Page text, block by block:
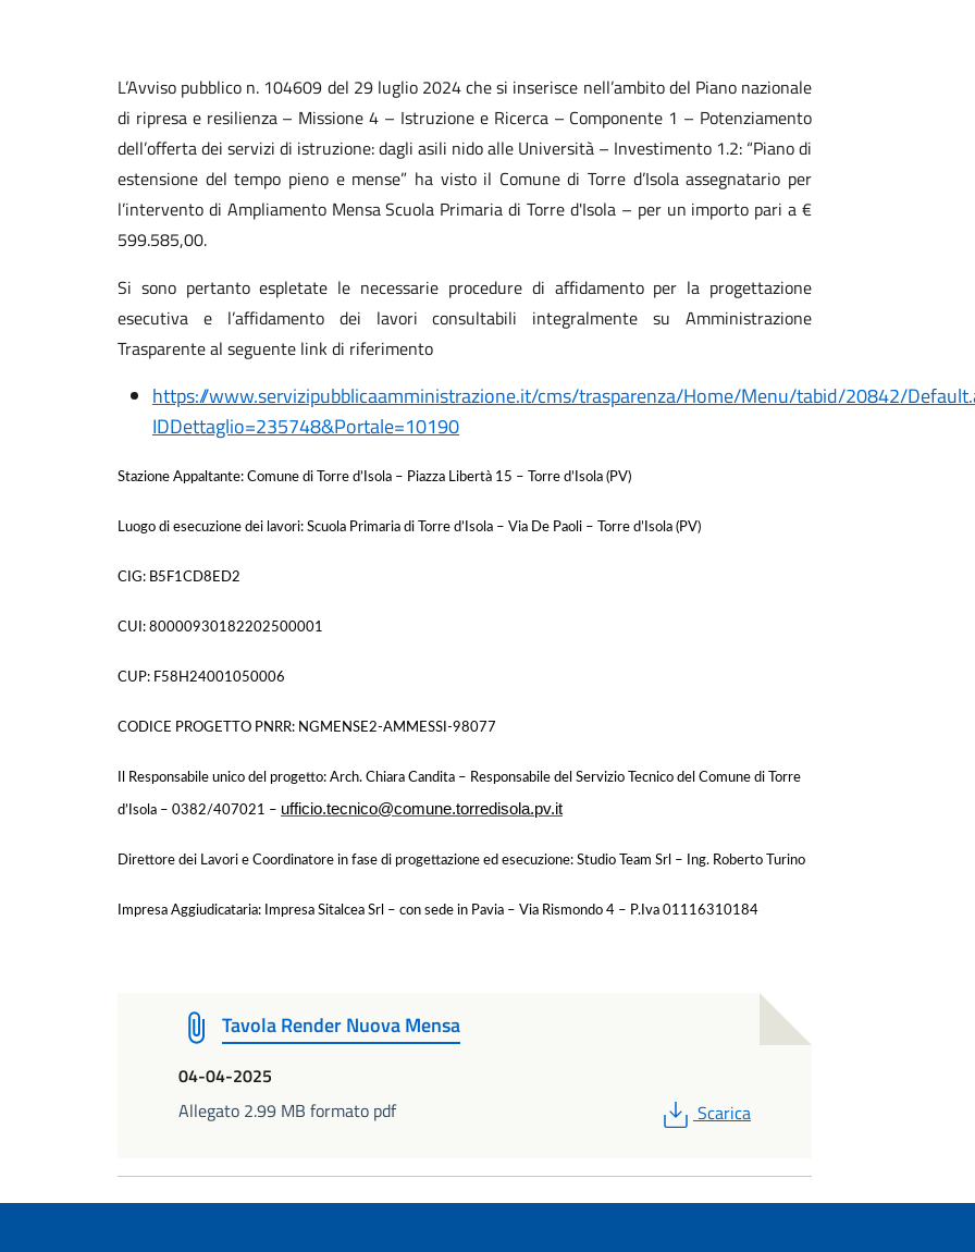
L’Avviso pubblico n. 104609 del 29 luglio 2024 che si inserisce nell’ambito del Piano nazionale
di ripresa e resilienza – Missione 4 – Istruzione e Ricerca – Componente 1 – Potenziamento
dell’offerta dei servizi di istruzione: dagli asili nido alle Università – Investimento 1.2: “Piano di
estensione del tempo pieno e mense” ha visto il Comune di Torre d’Isola assegnatario per
l’intervento di Ampliamento Mensa Scuola Primaria di Torre d'Isola – per un importo pari a €
599.585,00.
Si sono pertanto espletate le necessarie procedure di affidamento per la progettazione
esecutiva e l’affidamento dei lavori consultabili integralmente su Amministrazione
Trasparente al seguente link di riferimento
https://www.servizipubblicaamministrazione.it/cms/trasparenza/Home/Menu/tabid/20842/
IDDettaglio=235748&Portale=10190
Stazione Appaltante: Comune di Torre d’Isola – Piazza Libertà 15 – Torre d’Isola (PV)
Luogo di esecuzione dei lavori: Scuola Primaria di Torre d’Isola – Via De Paoli – Torre d’Isola (PV)
CIG: B5F1CD8ED2
CUI: 80000930182202500001
CUP: F58H24001050006
CODICE PROGETTO PNRR: NGMENSE2-AMMESSI-98077
Il Responsabile unico del progetto: Arch. Chiara Candita – Responsabile del Servizio Tecnico del Comune di Torre
d’Isola – 0382/407021 – ufficio.tecnico@comune.torredisola.pv.it
Direttore dei Lavori e Coordinatore in fase di progettazione ed esecuzione: Studio Team Srl – Ing. Roberto Turino
Impresa Aggiudicataria: Impresa Sitalcea Srl – con sede in Pavia – Via Rismondo 4 – P.Iva 01116310184
Tavola Render Nuova Mensa
04-04-2025
Allegato 2.99 MB formato pdf
PDF
Scarica